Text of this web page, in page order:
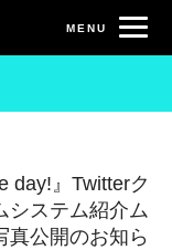
day!』Twitterク
システム紹介ム
真公開のお知ら